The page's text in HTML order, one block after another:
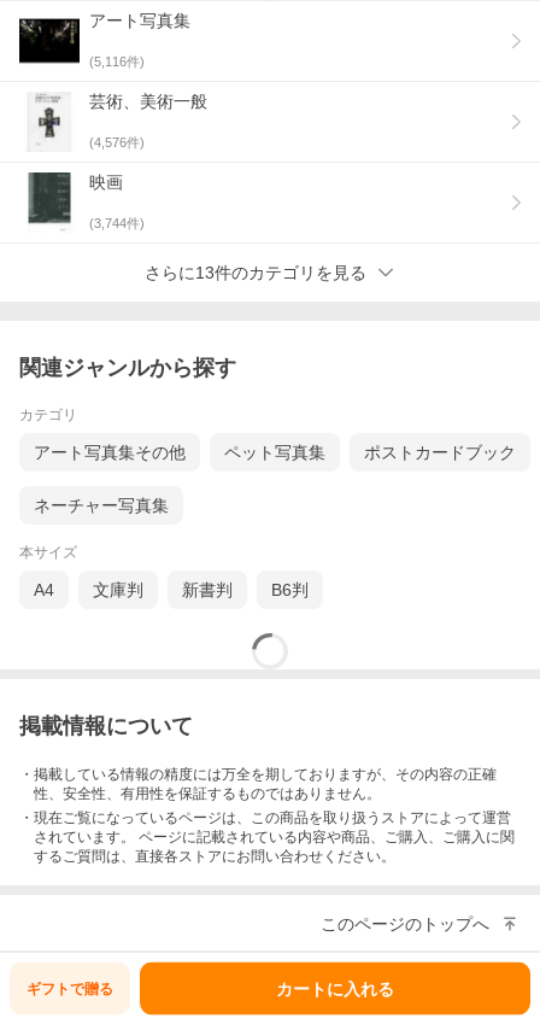
アート写真集
(5,116件)
芸術、美術一般
(4,576件)
映画
(3,744件)
さらに13件のカテゴリを見る
関連ジャンルから探す
カテゴリ
アート写真集その他 ペット写真集 ポストカードブック
ネーチャー写真集
本サイズ
A4 文庫判 新書判 B6判
掲載情報について
・掲載している情報の精度には万全を期しておりますが、その内容の正確
性、安全性、有用性を保証するものではありません。
・現在ご覧になっているページは、この商品を取り扱うストアによって運営
されています。 ページに記載されている内容や商品、ご購入 、ご購入に関
するご質問は、直接各ストアにお問い合わせください。
このページのトップへ
ギフトで贈る カートに入れる